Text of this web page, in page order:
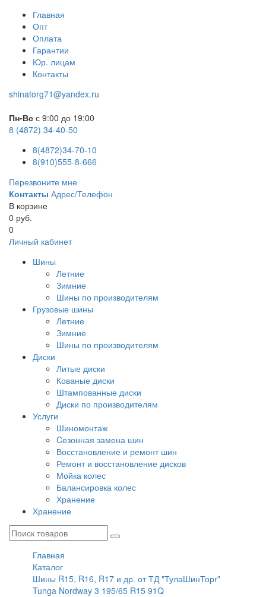
Главная
Опт
Оплата
Гарантии
Юр. лицам
Контакты
shinatorg71@yandex.ru
Пн-Вс с 9:00 до 19:00
8 (4872) 34-40-50
8(4872)34-70-10
8(910)555-8-666
Перезвоните мне
Контакты Адрес/Телефон
В корзине
0 руб.
0
Личный кабинет
Шины
Летние
Зимние
Шины по производителям
Грузовые шины
Летние
Зимние
Шины по производителям
Диски
Литые диски
Кованые диски
Штампованные диски
Диски по производителям
Услуги
Шиномонтаж
Cезонная замена шин
Восстановление и ремонт шин
Ремонт и восстановление дисков
Мойка колес
Балансировка колес
Хранение
Хранение
Главная
Каталог
Шины R15, R16, R17 и др. от ТД "ТулаШинТорг"
Tunga Nordway 3 195/65 R15 91Q